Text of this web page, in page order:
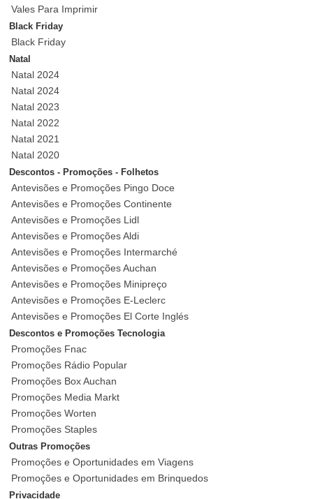
Vales Para Imprimir
Black Friday
Black Friday
Natal
Natal 2024
Natal 2024
Natal 2023
Natal 2022
Natal 2021
Natal 2020
Descontos - Promoções - Folhetos
Antevisões e Promoções Pingo Doce
Antevisões e Promoções Continente
Antevisões e Promoções Lidl
Antevisões e Promoções Aldi
Antevisões e Promoções Intermarché
Antevisões e Promoções Auchan
Antevisões e Promoções Minipreço
Antevisões e Promoções E-Leclerc
Antevisões e Promoções El Corte Inglés
Descontos e Promoções Tecnologia
Promoções Fnac
Promoções Rádio Popular
Promoções Box Auchan
Promoções Media Markt
Promoções Worten
Promoções Staples
Outras Promoções
Promoções e Oportunidades em Viagens
Promoções e Oportunidades em Brinquedos
Privacidade